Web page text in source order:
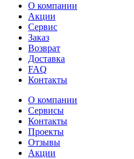
О компании
Акции
Сервис
Заказ
Возврат
Доставка
FAQ
Контакты
О компании
Сервисы
Контакты
Проекты
Отзывы
Акции